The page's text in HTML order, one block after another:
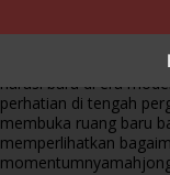
dari
narasi baru di era
perhatian di tengah
membuka ruang baru
memperlihatkan
momentumnya